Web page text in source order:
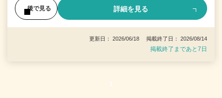
後で見る 詳細を見る
更新日： 2026/06/18 掲載終了日： 2026/08/14
掲載終了まであと7日
1